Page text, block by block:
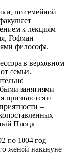
по семейной
к лекциям
Гофман
философа.
в верховном
семьи.
занятиями
признаются и
–
Плоцк.
по 1804 год
женой накануне